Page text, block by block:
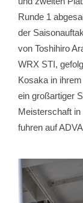
Runde 1
der
von Toshihiro
WRX STI,
Kosaka in
ein großartiger
Meisterschaft
fuhren auf